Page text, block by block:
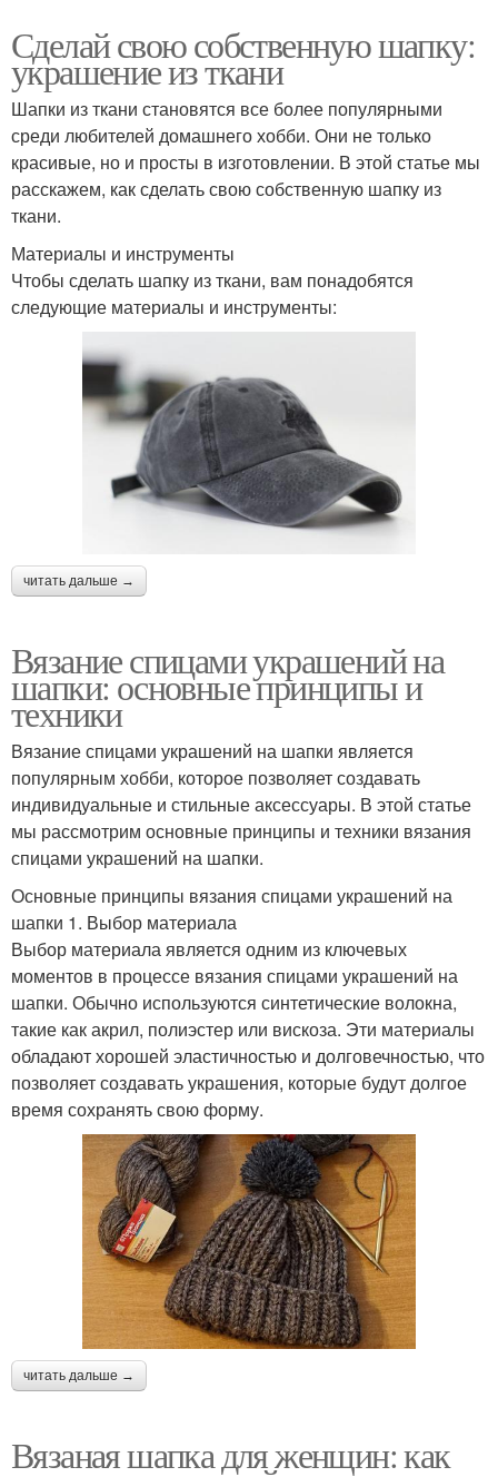
Сделай свою собственную шапку:
украшение из ткани
Шапки из ткани становятся все более популярными
среди любителей домашнего хобби. Они не только
красивые, но и просты в изготовлении. В этой статье мы
расскажем, как сделать свою собственную шапку из
ткани.
Материалы и инструменты
Чтобы сделать шапку из ткани, вам понадобятся
следующие материалы и инструменты:
читать дальше →
Вязание спицами украшений на
шапки: основные принципы и
техники
Вязание спицами украшений на шапки является
популярным хобби, которое позволяет создавать
индивидуальные и стильные аксессуары. В этой статье
мы рассмотрим основные принципы и техники вязания
спицами украшений на шапки.
Основные принципы вязания спицами украшений на
шапки 1. Выбор материала
Выбор материала является одним из ключевых
моментов в процессе вязания спицами украшений на
шапки. Обычно используются синтетические волокна,
такие как акрил, полиэстер или вискоза. Эти материалы
обладают хорошей эластичностью и долговечностью, что
позволяет создавать украшения, которые будут долгое
время сохранять свою форму.
читать дальше →
Вязаная шапка для женщин: как